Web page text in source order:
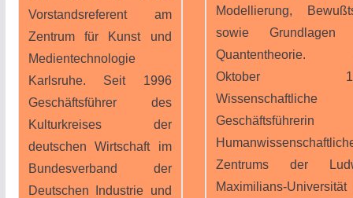
Vorstandsreferent am
Zentrum für Kunst und
Medientechnologie
Karlsruhe. Seit 1996
Geschäftsführer des
Kulturkreises der
deutschen Wirtschaft im
Bundesverband der
Deutschen Industrie und
Modellierung,
sowie Grundlagen
Quantentheorie.
Oktober
Wissenschaftliche
Geschäftsführerin
Zentrums der
Maximilians-Universität